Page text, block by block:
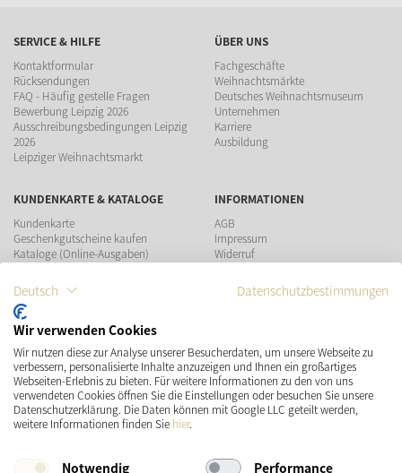
SERVICE & HILFE
Kontaktformular
Rücksendungen
FAQ - Häufig gestelle Fragen
Bewerbung Leipzig 2026
Ausschreibungsbedingungen Leipzig
2026
Leipziger Weihnachtsmarkt
ÜBER UNS
Fachgeschäfte
Weihnachtsmärkte
Deutsches Weihnachtsmuseum
Unternehmen
Karriere
Ausbildung
KUNDENKARTE & KATALOGE
Kundenkarte
Geschenkgutscheine kaufen
Kataloge (Online-Ausgaben)
INFORMATIONEN
AGB
Impressum
Widerruf
Teilnahmebedingungen Gewinnspiel
ZAHLUNGSMÖGLICHKEITEN
VERSAND SOCIAL MEDIA
Deutsch Datenschutzbestimmungen
Wir verwenden Cookies
Wir nutzen diese zur Analyse unserer Besucherdaten, um unsere Webseite zu
verbessern, personalisierte Inhalte anzuzeigen und Ihnen ein großartiges
Webseiten-Erlebnis zu bieten. Für weitere Informationen zu den von uns
verwendeten Cookies öffnen Sie die Einstellungen oder besuchen Sie unsere
Datenschutzerklärung. Die Daten können mit Google LLC geteilt werden,
weitere Informationen finden Sie hier.
Notwendig Performance